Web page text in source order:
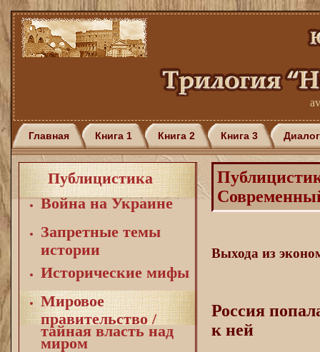
Главная Книга 1 Книга 2 Книга 3 Диалог
Публицистика
Война на Украине
Запретные темы
истории
Исторические мифы
Мировое
правительство /
тайная власть над
миром
Выхода из
Россия
к ней